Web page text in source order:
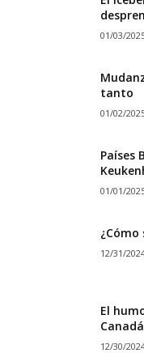
01/03/
tanto
01/02/
Países
01/01/
12/31/
El
12/30/